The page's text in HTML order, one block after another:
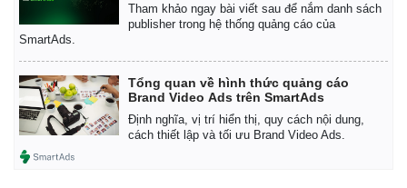
Kinh tế
Tham khảo ngay bài viết sau để nắm danh sách
publisher trong hệ thống quảng cáo của
SmartAds.
Tổng quan về hình thức quảng cáo
Brand Video Ads trên SmartAds
Định nghĩa, vị trí hiển thị, quy cách nội dung,
cách thiết lập và tối ưu Brand Video Ads.